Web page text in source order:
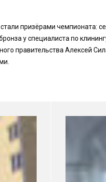
призёрами чемпионата:
у специалиста по
правительства Алексей